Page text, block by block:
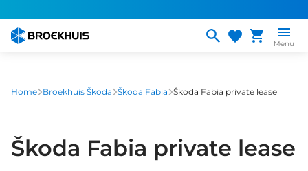
naar
gaan
Menu
Home Broekhuis Škoda Škoda Fabia Škoda Fabia private lease
Škoda Fabia private lease